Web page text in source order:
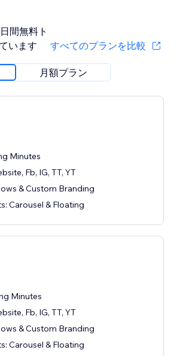
間無料ト
います
すべてのプランを比較
月額プラン
Minutes
Fb, IG, TT, YT
& Custom Branding
Carousel & Floating
Minutes
Fb, IG, TT, YT
& Custom Branding
Carousel & Floating